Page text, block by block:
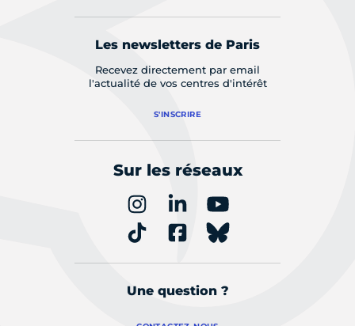
Les newsletters de Paris
Recevez directement par email
l'actualité de vos centres d'intérêt
S'INSCRIRE
Sur les réseaux
Une question ?